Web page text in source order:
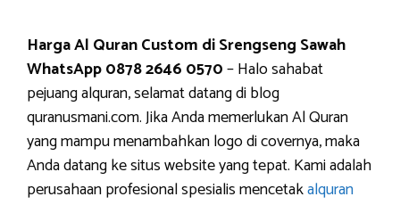
Harga Al Quran Custom di Srengseng Sawah
WhatsApp 0878 2646 0570– Halo sahabat
pejuang alquran, selamat datang di blog
quranusmani.com. Jika Anda memerlukan Al Quran
yang mampu menambahkan logo di covernya, maka
Anda datang ke situs website yang tepat. Kami adalah
perusahaan profesional spesialis mencetakalquran